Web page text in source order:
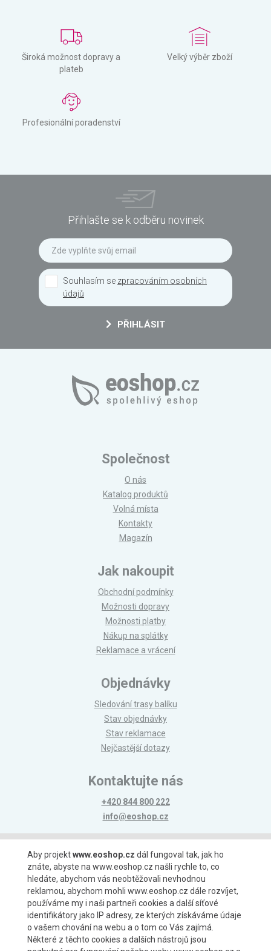
Široká možnost dopravy a
plateb
Velký výběr zboží
Profesionální poradenství
Přihlašte se k odběru novinek
Souhlasím se zpracováním osobních
údajů
PŘIHLÁSIT
Společnost
O nás
Katalog produktů
Volná místa
Kontakty
Magazín
Jak nakoupit
Obchodní podmínky
Možnosti dopravy
Možnosti platby
Nákup na splátky
Reklamace a vrácení
Objednávky
Sledování trasy balíku
Stav objednávky
Stav reklamace
Nejčastější dotazy
Kontaktujte nás
+420 844 800 222
info@eoshop.cz
Možnosti platby
Možnosti dopravy
Aby projektwww.eoshop.cz dál fungoval tak, jak ho
znáte, abyste na www.eoshop.cz našli rychle to, co
hledáte, abychom vás neobtěžovali nevhodnou
reklamou, abychom mohli www.eoshop.cz dále rozvíjet,
používáme my i naši partneři cookies a další síťové
identifikátory jako IP adresy, ze kterých získáváme údaje
o vašem chování na webu a o tom co Vás zajímá.
Některé z těchto cookies a dalších nástrojů jsou